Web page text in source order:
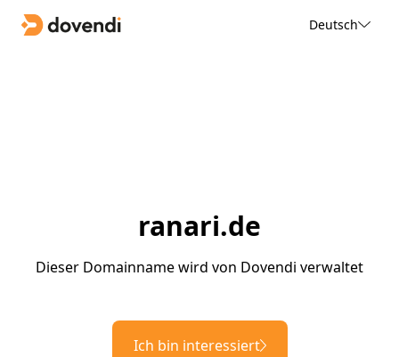
Deutsch
ranari.de
Dieser Domainname wird von Dovendi verwaltet
Ich bin interessiert